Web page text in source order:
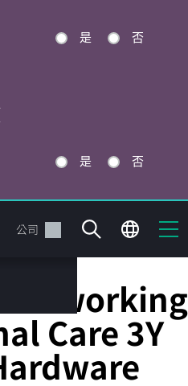
是 否
是 否
公司
Networking
Care 3Y